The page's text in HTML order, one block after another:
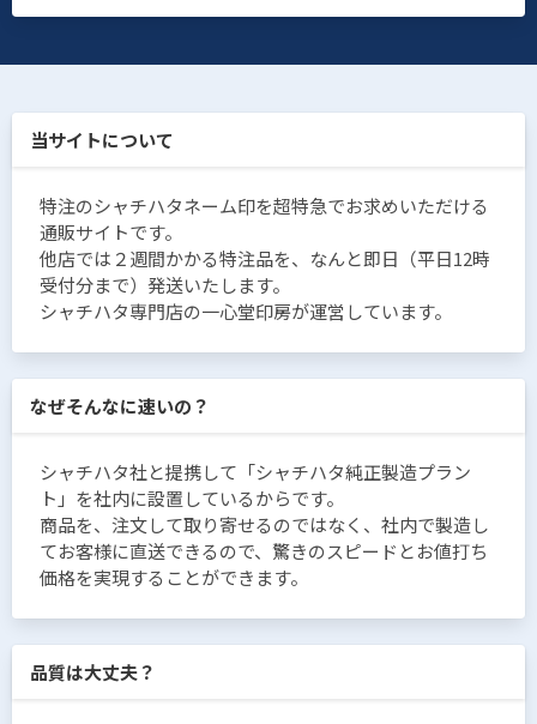
当サイトについて
特注のシャチハタネーム印を超特急でお求めいただける
通販サイトです。
他店では２週間かかる特注品を、なんと即日（平日12時
受付分まで）発送いたします。
シャチハタ専門店の一心堂印房が運営しています。
なぜそんなに速いの？
シャチハタ社と提携して「シャチハタ純正製造プラン
ト」を社内に設置しているからです。
商品を、注文して取り寄せるのではなく、社内で製造し
てお客様に直送できるので、驚きのスピードとお値打ち
価格を実現することができます。
品質は大丈夫？